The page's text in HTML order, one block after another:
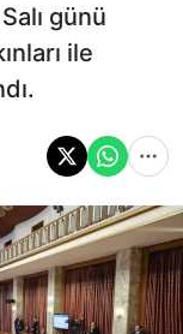
günü
ile